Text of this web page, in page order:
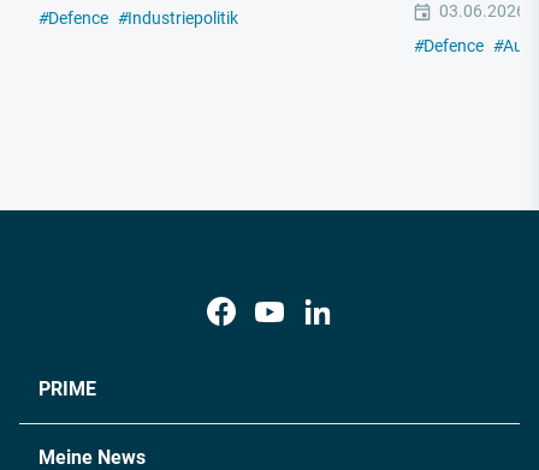
#Defence #Industriepolitik
03.06.2026
#Defence #
PRIME
Meine News